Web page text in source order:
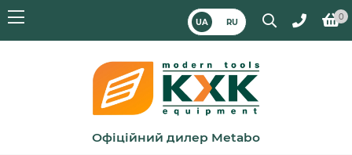
UA RU
0
Офіційний дилер Metabo